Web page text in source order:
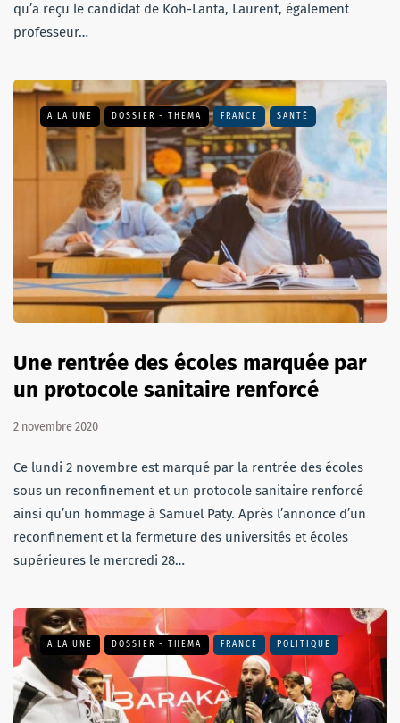
qu’a reçu le candidat de Koh-Lanta, Laurent, également
professeur…
A LA UNE DOSSIER - THEMA FRANCE SANTÉ
Une rentrée des écoles marquée par
un protocole sanitaire renforcé
2 novembre 2020
Ce lundi 2 novembre est marqué par la rentrée des écoles
sous un reconfinement et un protocole sanitaire renforcé
ainsi qu’un hommage à Samuel Paty. Après l’annonce d’un
reconfinement et la fermeture des universités et écoles
supérieures le mercredi 28…
A LA UNE DOSSIER - THEMA FRANCE POLITIQUE